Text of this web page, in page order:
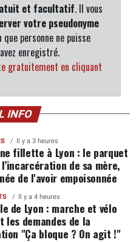
et facultatif. Il vous
votre pseudonyme
personne ne puisse
enregistré.
gratuitement en cliquant
INFO
Il y a 3 heures
fillette à Lyon : le parquet
de sa mère,
de l'avoir empoisonnée
Il y a 4 heures
de Lyon : marche et vélo
les demandes de la
"Ça bloque ? On agit !"